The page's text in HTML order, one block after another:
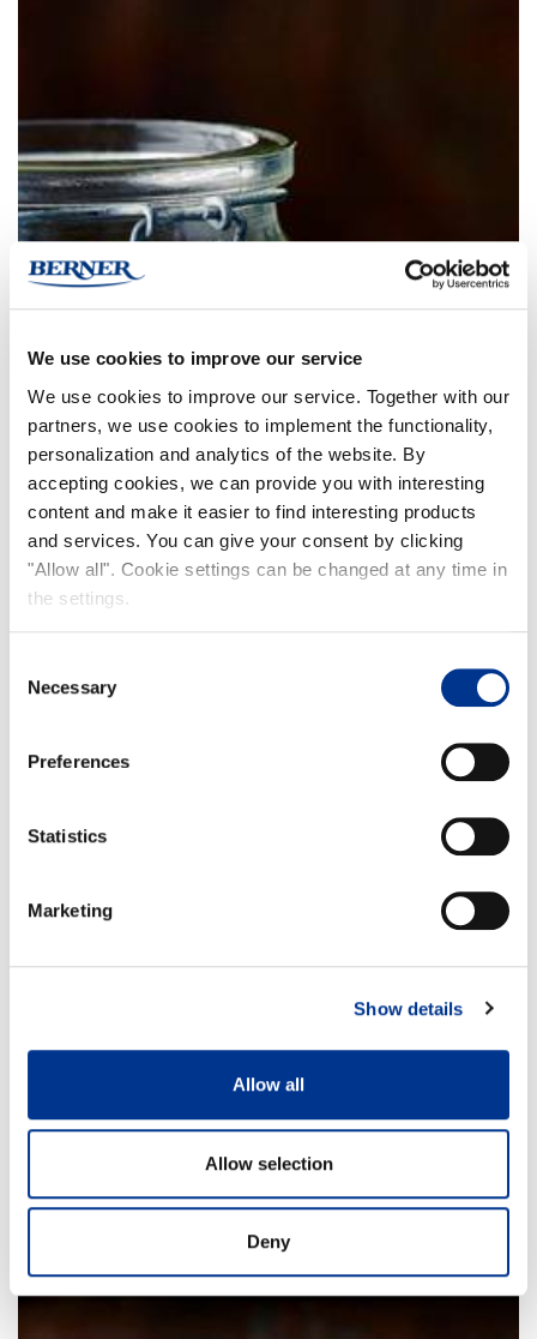
We use cookies to improve our service
We use cookies to improve our service. Together with our
partners, we use cookies to implement the functionality,
personalization and analytics of the website. By
accepting cookies, we can provide you with interesting
content and make it easier to find interesting products
and services. You can give your consent by clicking
"Allow all". Cookie settings can be changed at any time in
the settings.
Selection
Necessary
Preferences
Statistics
Marketing
Show details
Allow all
Allow selection
Deny